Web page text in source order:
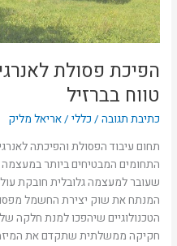
הפיכת פסולת
טווח בברזיל
כתיבת תגובה / כללי /אריאל מליק
תחום עיבוד הפסולת והפיכתה
התחומים המבטיחים ביותר
שעובר למעצמה גלובלית חובקת
המנתח את שוק יצירת החשמל
הטכנולוגיים שיהפכו למנת חלקה
חקיקה ממשלתית שתקדם את